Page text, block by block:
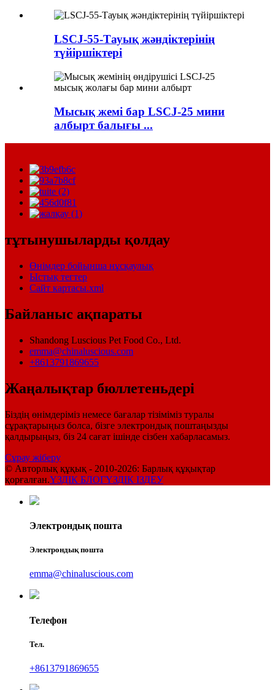
LSCJ-55-Тауық жәндіктерінің
түйіршіктері
Мысық жемі бар LSCJ-25 мини
албырт балығы ...
тұтынушыларды қолдау
Өнімдер бойынша нұсқаулық
Ыстық тегтер
Сайт картасы.xml
Байланыс ақпараты
Shandong Luscious Pet Food Co., Ltd.
emma@chinaluscious.com
+8613791869655
Жаңалықтар бюллетеньдері
Біздің өнімдеріміз немесе бағалар тізіміміз туралы
сұрақтарыңыз болса, бізге электрондық поштаңызды
қалдырыңыз, біз 24 сағат ішінде сізбен хабарласамыз.
Сұрау жіберу
© Авторлық құқық - 2010-2026: Барлық құқықтар
қорғалған.ҮЗДІК БЛОГҮЗДІК ІЗДЕУ
Электрондық пошта
Электрондық пошта
emma@chinaluscious.com
Телефон
Тел.
+8613791869655